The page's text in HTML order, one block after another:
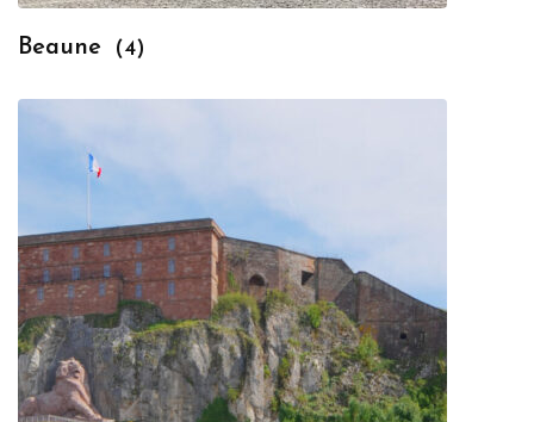
Beaune (4)